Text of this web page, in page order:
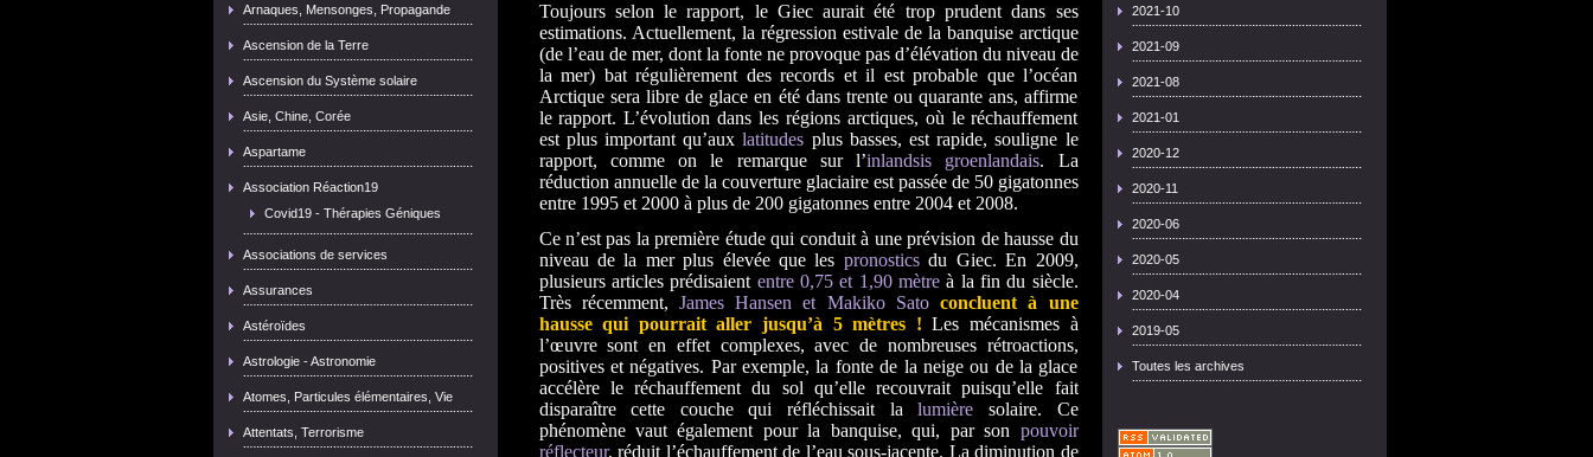
Arnaques, Mensonges, Propagande
Ascension de la Terre
Ascension du Système solaire
Asie, Chine, Corée
Aspartame
Association Réaction19
Covid19 - Thérapies Géniques
Associations de services
Assurances
Astéroïdes
Astrologie - Astronomie
Atomes, Particules élémentaires, Vie
Attentats, Terrorisme
2021-10
2021-09
2021-08
2021-01
2020-12
2020-11
2020-06
2020-05
2020-04
2019-05
Toutes les archives
Toujours selon le rapport, le Giec aurait été trop prudent dans ses
estimations. Actuellement, la régression estivale de la banquise arctique
(de l’eau de mer, dont la fonte ne provoque pas d’élévation du niveau de
la mer) bat régulièrement des records et il est probable que l’océan
Arctique sera libre de glace en été dans trente ou quarante ans, affirme
le rapport. L’évolution dans les régions arctiques, où le réchauffement
est plus important qu’auxlatitudes plus basses, est rapide, souligne le
rapport, comme on le remarque sur l’inlandsis groenlandais. La
réduction annuelle de la couverture glaciaire est passée de 50 gigatonnes
entre 1995 et 2000 à plus de 200 gigatonnes entre 2004 et 2008.
Ce n’est pas la première étude qui conduit à une prévision de hausse du
niveau de la mer plus élevée que les pronosticsdu Giec. En 2009,
plusieurs articles prédisaient entre 0,75 et 1,90 mètreà la fin du siècle.
Très récemment, James Hansen et Makiko Sato concluent à une
hausse qui pourrait aller jusqu’à 5 mètres ! Les mécanismes à
l’œuvre sont en effet complexes, avec de nombreuses rétroactions,
positives et négatives. Par exemple, la fonte de la neige ou de la glace
accélère le réchauffement du sol qu’elle recouvrait puisqu’elle fait
disparaître cette couche qui réfléchissait lalumière solaire. Ce
phénomène vaut également pour la banquise, qui, par son pouvoir
réflecteur, réduit l’échauffement de l’eau sous-jacente. La diminution de